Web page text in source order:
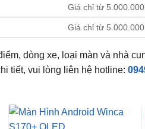
Giá chỉ từ
Giá chỉ từ
dòng xe, loại màn và nhà
tiết, vui lòng liên hệ hotline: